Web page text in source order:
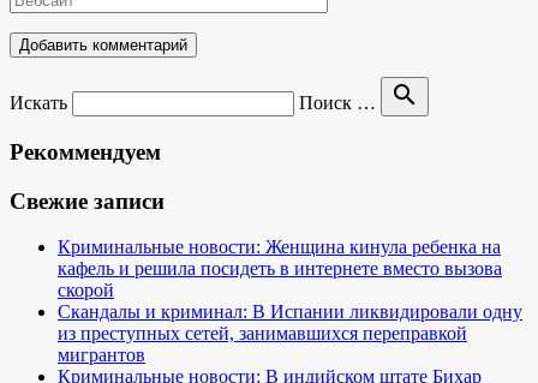
Искать Поиск … search
Рекоммендуем
Свежие записи
Криминальные новости: Женщина кинула ребенка на
кафель и решила посидеть в интернете вместо вызова
скорой
Скандалы и криминал: В Испании ликвидировали одну
из преступных сетей, занимавшихся переправкой
мигрантов
Криминальные новости: В индийском штате Бихар